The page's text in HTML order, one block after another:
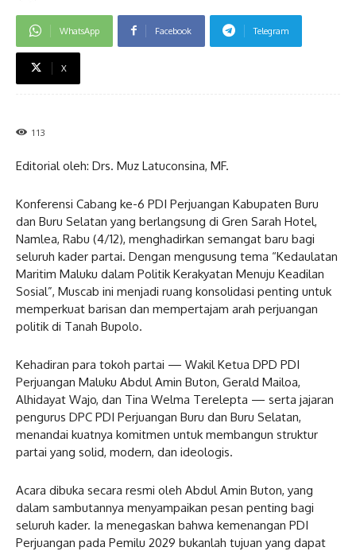
WhatsApp Facebook Telegram
X
113
Editorial oleh: Drs. Muz Latuconsina, MF.
Konferensi Cabang ke-6 PDI Perjuangan Kabupaten Buru
dan Buru Selatan yang berlangsung di Gren Sarah Hotel,
Namlea, Rabu (4/12), menghadirkan semangat baru bagi
seluruh kader partai. Dengan mengusung tema “Kedaulatan
Maritim Maluku dalam Politik Kerakyatan Menuju Keadilan
Sosial”, Muscab ini menjadi ruang konsolidasi penting untuk
memperkuat barisan dan mempertajam arah perjuangan
politik di Tanah Bupolo.
Kehadiran para tokoh partai — Wakil Ketua DPD PDI
Perjuangan Maluku Abdul Amin Buton, Gerald Mailoa,
Alhidayat Wajo, dan Tina Welma Terelepta — serta jajaran
pengurus DPC PDI Perjuangan Buru dan Buru Selatan,
menandai kuatnya komitmen untuk membangun struktur
partai yang solid, modern, dan ideologis.
Acara dibuka secara resmi oleh Abdul Amin Buton, yang
dalam sambutannya menyampaikan pesan penting bagi
seluruh kader. Ia menegaskan bahwa kemenangan PDI
Perjuangan pada Pemilu 2029 bukanlah tujuan yang dapat